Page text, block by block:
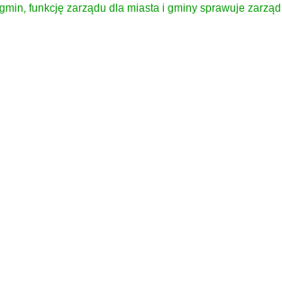
funkcję zarządu dla miasta i gminy sprawuje zarząd